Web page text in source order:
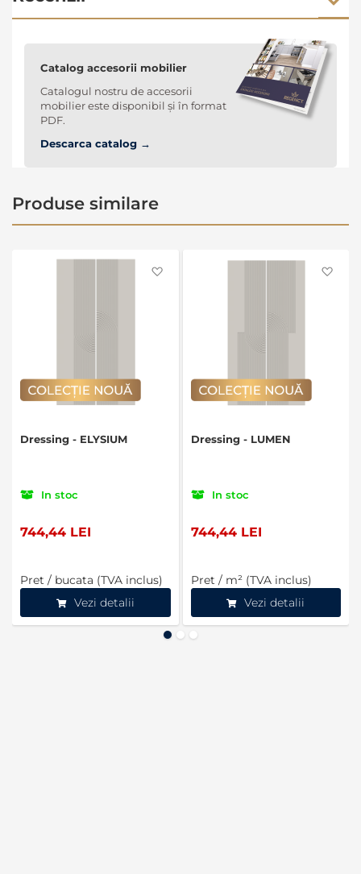
Catalog accesorii mobilier
Catalogul nostru de accesorii
mobilier este disponibil și în format
PDF.
Descarca catalog →
Produse similare
Dressing - ELYSIUM
In stoc
744,44 LEI
Pret / bucata (TVA inclus)
Vezi detalii
Dressing - LUMEN
In stoc
744,44 LEI
Pret / m² (TVA inclus)
Vezi detalii